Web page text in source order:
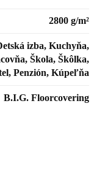
2800 g/m²
izba, Kuchyňa,
Škola, Škôlka,
Penzión, Kúpeľňa
B.I.G. Floorcovering